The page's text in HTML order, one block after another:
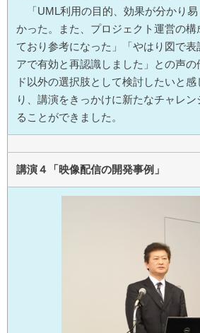
「UML利用の目的、効果が分かり易
かった。また、プロジェクト運営の
ており参考になった」「やはり図で表
アで有効と再認識しました」との声
ド以外の選択肢として検討したいと
り、講演をきっかけに新たなチャレ
ることができました。
講演４「映像配信の開発事例」